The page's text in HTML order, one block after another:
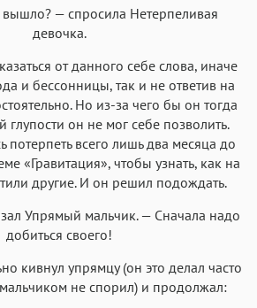
вышло? — спросила Нетерпеливая
девочка.
от данного себе слова, иначе
и бессонницы, так и не ответив на
Но из-за чего бы он тогда
глупости он не мог себе позволить.
потерпеть всего лишь два месяца до
«Гравитация», чтобы узнать, как на
другие. И он решил подождать.
Упрямый мальчик. — Сначала надо
добиться своего!
кивнул упрямцу (он это делал часто
не спорил) и продолжал: